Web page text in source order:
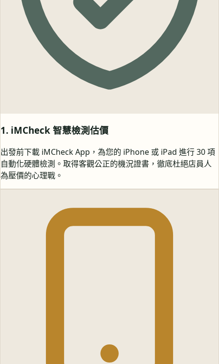
1. iMCheck 智慧檢測估價
出發前下載 iMCheck App，為您的 iPhone 或 iPad 進行 30 項
自動化硬體檢測。取得客觀公正的機況證書，徹底杜絕店員人
為壓價的心理戰。